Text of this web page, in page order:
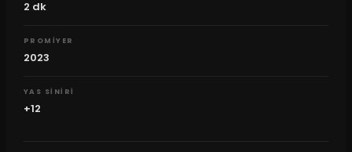
2 dk
PROMIYER
2023
YAS SINIRI
+12